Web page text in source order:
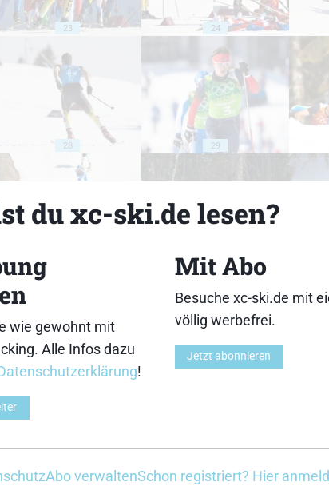
23 24
28 29
34
du xc-ski.de lesen?
wie gewohnt mit
Alle Infos dazu
!
Mit Abo
Besuche xc-ski.de mit
völlig werbefrei.
Jetzt abonnieren
Abo verwaltenSchon registriert? Hier